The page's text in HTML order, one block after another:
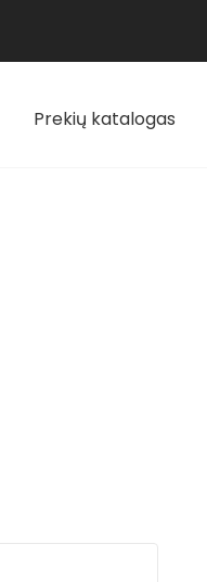
Prekių katalogas